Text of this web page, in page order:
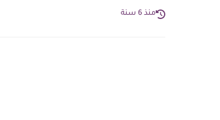
منذ 6 سنة